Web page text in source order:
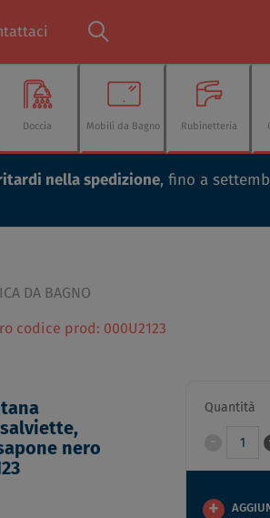
Doccia Mobili da Bagno Rubinetteria
nella spedizione, fino a
DA BAGNO
codice prod: 000U2123
nero
Quantità
1